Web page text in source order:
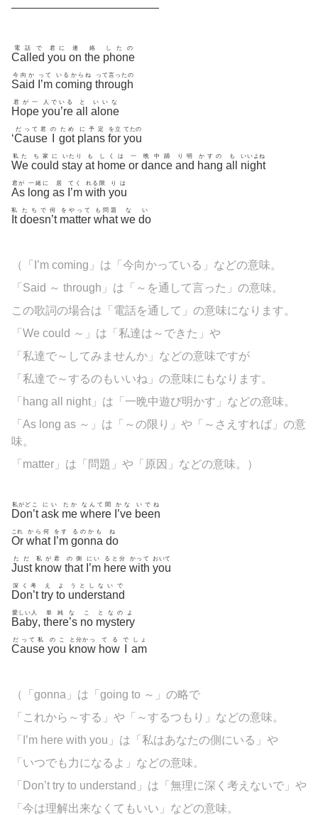
—————————————
Called
電話で
you
君に
on
連
the
絡
phone
したの
Said
今向か
I’m
って
coming
いるからね
through
って言ったの
Hope
君が一
you’re
人でいる
all
と
alone
いいな
‘Cause
だって君 の
got
ため
plans
に予定
for
を立
you
てたの
We
私た
could
ち家に
stay
いたり
at
も
home
しくは
or
一
dance
晩中踊
and
り明
hang
かすの
all
も
night
いいよね
As
君が
long
一緒に
as
居
I’m
てく
with
れる限
you
りは
It
私
doesn’t
たちで何
matter
をやって
what
も問題
we
な
do
い
（「I’m coming」は「今向かっている」などの意味。
「Said ～ through」は「～を通して言った」の意味。
この歌詞の場合は「電話を通して」の意味になります。
「We could ～」は「私達は～できた」や
「私達で～してみませんか」などの意味ですが
「私達で～するのもいいね」の意味にもなります。
「hang all night」は「一晩中遊び明かす」などの意味。
「As long as ～」は「～の限り」や「～さえすれば」の意
味。
「matter」は「問題」や「原因」などの意味。）
Don’t
私がどこ
ask
にい
me
たか
where
なんて聞
I’ve
かな
been
いでね
Or
これ
what
から何
I’m
をす
gonna
るのかも
do
ね
Just
ただ
know
私が君
that
の側
I’m
にい
here
ると分
with
かって
you
おいて
Don’t
深く考
try
え
to
よ
understand
うとしないで
Baby
愛しい人
, there’s
単純な
no
こ
mystery
となのよ
Cause
だって私
you
のこ
know
と分かっ
how
てる で
am
しょ
（「gonna」は「going to ～」の略で
「これから～する」や「～するつもり」などの意味。
「I’m here with you」は「私はあなたの側にいる」や
「いつでも力になるよ」などの意味。
「Don’t try to understand」は「無理に深く考えないで」や
「今は理解出来なくてもいい」などの意味。